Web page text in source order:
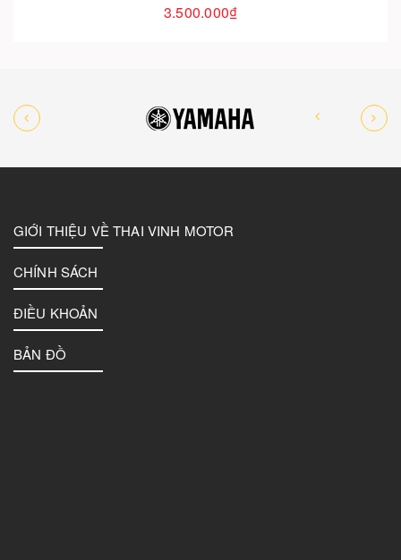
3.500.000₫
GIỚI THIỆU VỀ THAI VINH MOTOR
CHÍNH SÁCH
ĐIỀU KHOẢN
BẢN ĐỒ